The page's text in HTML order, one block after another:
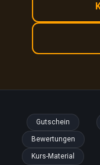
Gutschein
Bewertungen
Kurs-Material